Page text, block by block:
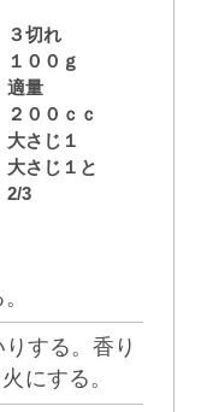
３切れ
１００ｇ
適量
２００ｃｃ
大さじ１
大さじ１と
2/3
する。香り
にする。